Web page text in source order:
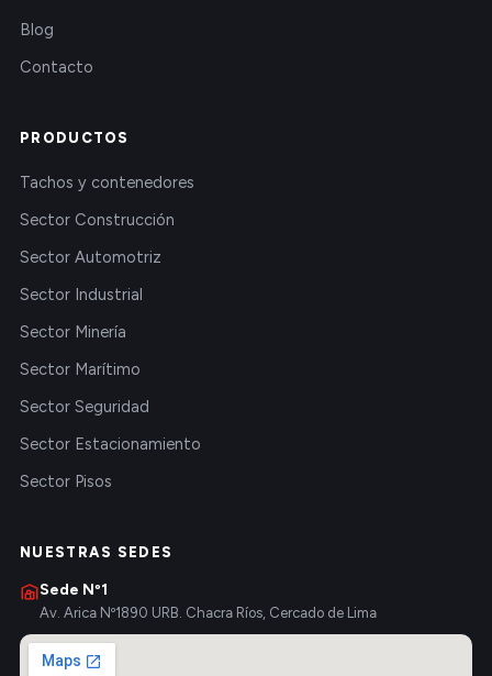
Blog
Contacto
PRODUCTOS
Tachos y contenedores
Sector Construcción
Sector Automotriz
Sector Industrial
Sector Minería
Sector Marítimo
Sector Seguridad
Sector Estacionamiento
Sector Pisos
NUESTRAS SEDES
Sede Nº1
Av. Arica Nº1890 URB. Chacra Ríos, Cercado de Lima